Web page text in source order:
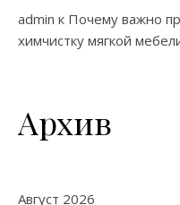
admin к Почему важно
химчистку мягкой
Архив
Август 2026